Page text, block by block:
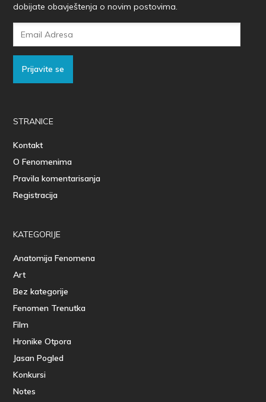
dobijate obavještenja o novim postovima.
Prijavite se
STRANICE
Kontakt
O Fenomenima
Pravila komentarisanja
Registracija
KATEGORIJE
Anatomija Fenomena
Art
Bez kategorije
Fenomen Trenutka
Film
Hronike Otpora
Jasan Pogled
Konkursi
Notes